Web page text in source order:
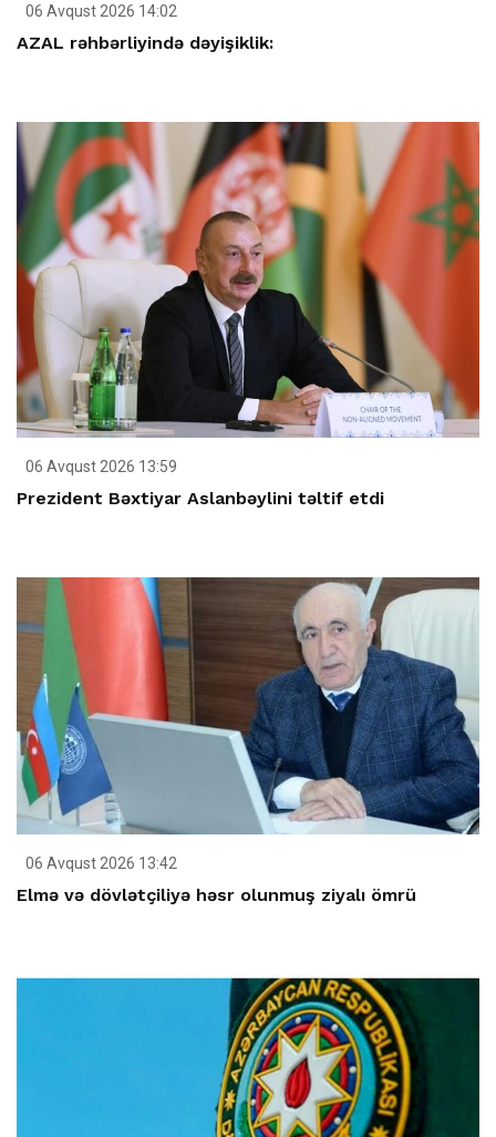
06 Avqust 2026 14:02
AZAL rəhbərliyində dəyişiklik:
06 Avqust 2026 13:59
Prezident Bəxtiyar Aslanbəylini təltif etdi
06 Avqust 2026 13:42
Elmə və dövlətçiliyə həsr olunmuş ziyalı ömrü